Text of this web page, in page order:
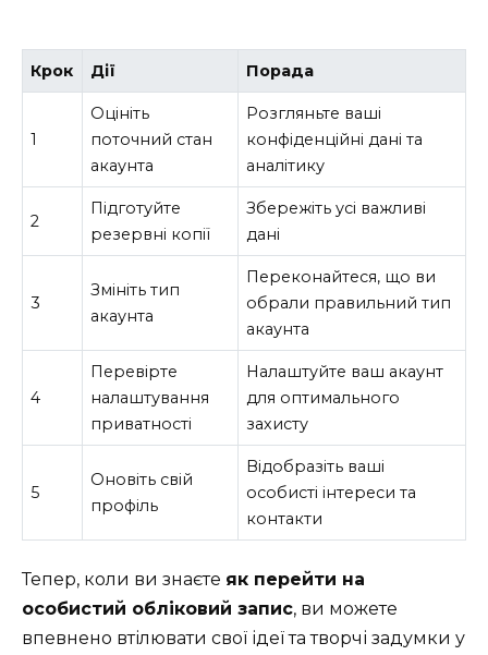
Крок Дії Порада
1
Оцініть
поточний стан
акаунта
Розгляньте ваші
конфіденційні дані та
аналітику
2
Підготуйте
резервні копії
Збережіть усі важливі
дані
3
Змініть тип
акаунта
Переконайтеся, що ви
обрали правильний тип
акаунта
4
Перевірте
налаштування
приватності
Налаштуйте ваш акаунт
для оптимального
захисту
5
Оновіть свій
профіль
Відобразіть ваші
особисті інтереси та
контакти
Тепер, коли ви знаєте як перейти на
особистий обліковий запис, ви можете
впевнено втілювати свої ідеї та творчі задумки у